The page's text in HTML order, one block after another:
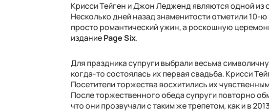
Крисси Тейген и Джон Ледженд являются одной из
Несколько дней назад знаменитости отметили
просто романтический ужин, а роскошную
изданиеPage Six.
Для праздника супруги выбрали весьма
когда-то состоялась их первая свадьба. Крисси
Посетители торжества восхитились их
После торжественного обеда супруги повторно
что они прозвучали с таким же трепетом, как и в